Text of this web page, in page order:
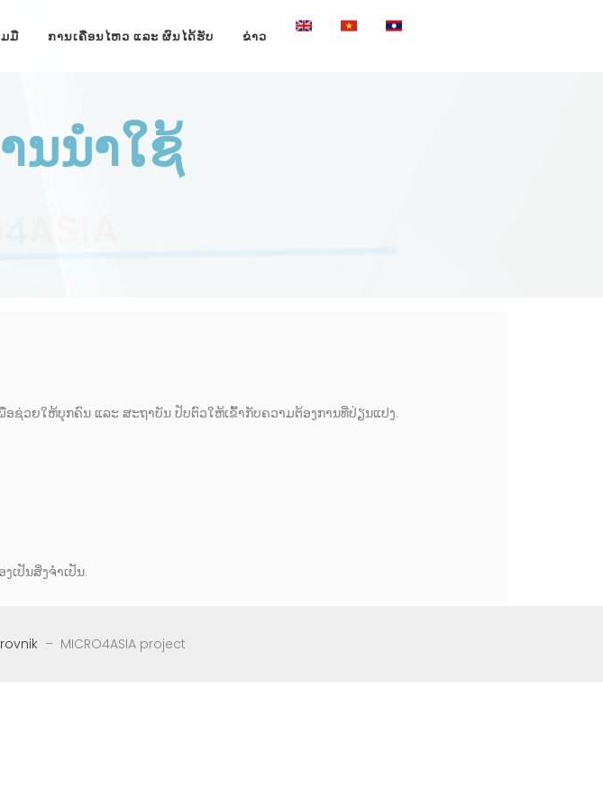
ມື ການເຄື່ອນໄຫວ ແລະ ຜົນໄດ້ຮັບ ຂ່າວ
ນນຳໃຊ້
ວຍໃຫ້ບຸກຄົນ ແລະ ສະຖາບັນ ປັບຕົວໃຫ້ເຂົ້າກັບຄວາມຕ້ອງການທີ່ປ່ຽນແປງ.
ເປັນສິ່ງຈຳເປັນ.
– MICRO4ASIA project